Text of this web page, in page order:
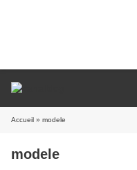
Accueil » modele
modele